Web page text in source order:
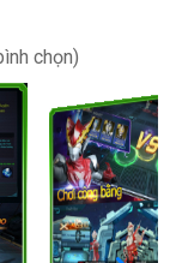
chọn)